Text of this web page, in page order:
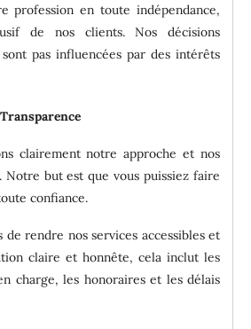
profession en toute indépendance,
de nos clients. Nos décisions
pas influencées par des intérêts
clairement notre approche et nos
Notre but est que vous puissiez faire
confiance.
de rendre nos services accessibles et
claire et honnête, cela inclut les
charge, les honoraires et les délais